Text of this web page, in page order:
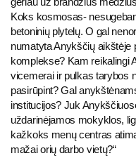
Koks kosmosas-
betoninių plytelų. O gal
numatyta Anykščių aikštėje
komplekse? Kam reikalingi
vicemerai ir pulkas tarybos
pasirūpint? Gal
institucijos? Juk
uždarinėjamos mokyklos,
kažkoks menų centras
mažai orių darbo vietų?“